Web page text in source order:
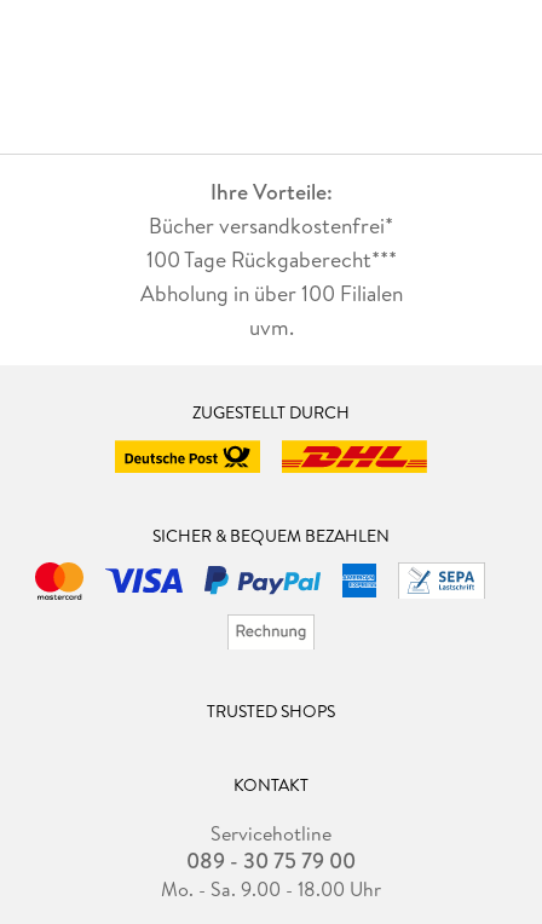
Ihre Vorteile:
Bücher versandkostenfrei*
100 Tage Rückgaberecht***
Abholung in über 100 Filialen
uvm.
ZUGESTELLT DURCH
SICHER & BEQUEM BEZAHLEN
TRUSTED SHOPS
KONTAKT
Servicehotline
089 - 30 75 79 00
Mo. - Sa. 9.00 - 18.00 Uhr